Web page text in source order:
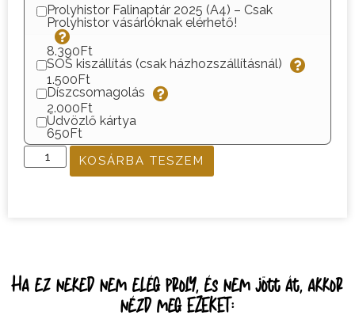
Prolyhistor Falinaptár 2025 (A4) – Csak
Prolyhistor vásárlóknak elérhető!
8.390Ft
SOS kiszállítás (csak házhozszállításnál)
1.500Ft
Díszcsomagolás
2.000Ft
Üdvözlő kártya
650Ft
KOSÁRBA TESZEM
Ha ez neked nem elég proly, és nem jött át, akkor
nézd meg EZEKET: